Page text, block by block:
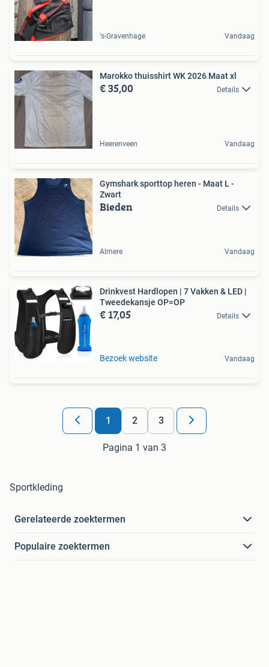
's-Gravenhage Vandaag
Marokko thuisshirt WK 2026 Maat xl
€ 35,00 Details
Heerenveen Vandaag
Gymshark sporttop heren - Maat L -
Zwart
Bieden Details
Almere Vandaag
Drinkvest Hardlopen | 7 Vakken & LED |
Tweedekansje OP=OP
€ 17,05 Details
Bezoek website Vandaag
1 2 3
Pagina 1 van 3
Sportkleding
Gerelateerde zoektermen
Populaire zoektermen